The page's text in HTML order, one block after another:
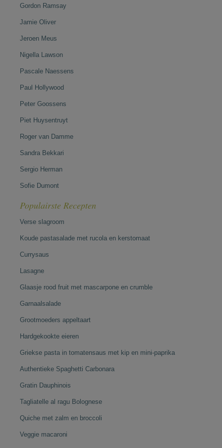
Gordon Ramsay
Jamie Oliver
Jeroen Meus
Nigella Lawson
Pascale Naessens
Paul Hollywood
Peter Goossens
Piet Huysentruyt
Roger van Damme
Sandra Bekkari
Sergio Herman
Sofie Dumont
Populairste Recepten
Verse slagroom
Koude pastasalade met rucola en kerstomaat
Currysaus
Lasagne
Glaasje rood fruit met mascarpone en crumble
Garnaalsalade
Grootmoeders appeltaart
Hardgekookte eieren
Griekse pasta in tomatensaus met kip en mini-paprika
Authentieke Spaghetti Carbonara
Gratin Dauphinois
Tagliatelle al ragu Bolognese
Quiche met zalm en broccoli
Veggie macaroni